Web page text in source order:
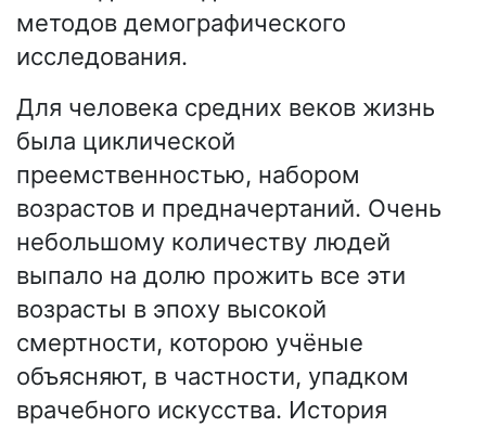
методов демографического
исследования.
Для человека средних веков жизнь
была циклической
преемственностью, набором
возрастов и предначертаний. Очень
небольшому количеству людей
выпало на долю прожить все эти
возрасты в эпоху высокой
смертности, которою учёные
объясняют, в частности, упадком
врачебного искусства. История